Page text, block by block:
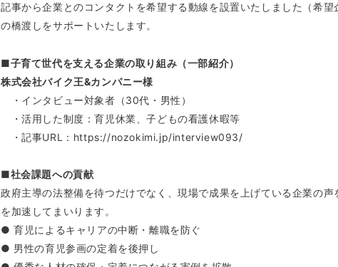
記事から企業とのコンタクトを希望する動線を設置いたしました（希
の橋渡しをサポートいたします。
■子育て世代を支える企業の取り組み（一部紹介）
株式会社バイク王&カンパニー様
・インタビュー対象者（30代・男性）
・活用した制度：育児休業、子どもの看護休暇等
・記事URL：https://nozokimi.jp/interview093/
■社会課題への貢献
政府主導の法整備を待つだけでなく、現場で成果を上げている企業の
を加速してまいります。
● 育児によるキャリアの中断・離職を防ぐ
● 男性の育児参画の定着を後押し